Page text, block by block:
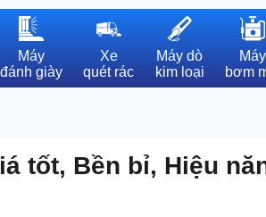
Máy
đánh giày
Xe
quét rác
Máy dò
kim loại
Máy
bơm
tốt, Bền bỉ, Hiệu